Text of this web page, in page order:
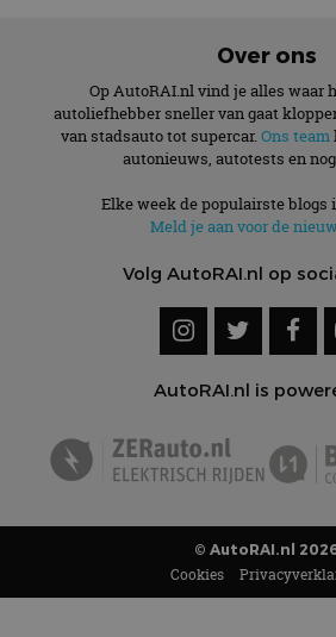
Over ons
Op AutoRAI.nl vind je alles waar
autoliefhebber sneller van gaat
van stadsauto tot supercar. Ons team
autonieuws, autotests en
Elke week de populairste blogs
Meld je aan voor de
Volg AutoRAI.nl op
AutoRAI.nl is
© AutoRAI.nl
Cookies